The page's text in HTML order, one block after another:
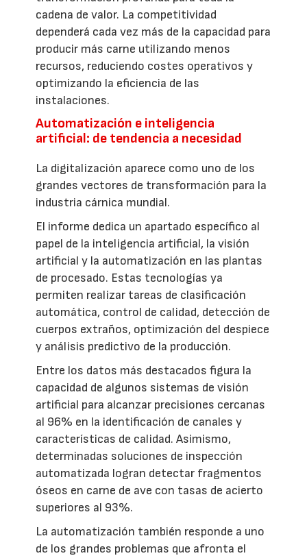
cadena de valor. La competitividad
dependerá cada vez más de la capacidad para
producir más carne utilizando menos
recursos, reduciendo costes operativos y
optimizando la eficiencia de las
instalaciones.
Automatización e inteligencia
artificial: de tendencia a necesidad
La digitalización aparece como uno de los
grandes vectores de transformación para la
industria cárnica mundial.
El informe dedica un apartado específico al
papel de la inteligencia artificial, la visión
artificial y la automatización en las plantas
de procesado. Estas tecnologías ya
permiten realizar tareas de clasificación
automática, control de calidad, detección de
cuerpos extraños, optimización del despiece
y análisis predictivo de la producción.
Entre los datos más destacados figura la
capacidad de algunos sistemas de visión
artificial para alcanzar precisiones cercanas
al 96% en la identificación de canales y
características de calidad. Asimismo,
determinadas soluciones de inspección
automatizada logran detectar fragmentos
óseos en carne de ave con tasas de acierto
superiores al 93%.
La automatización también responde a uno
de los grandes problemas que afronta el